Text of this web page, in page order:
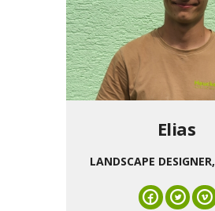
Elias
LANDSCAPE